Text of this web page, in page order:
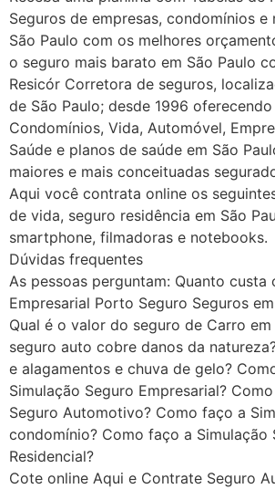
Seguros de empresas, condomínios e
São Paulo com os melhores
o seguro mais barato em São Paulo
Resicór Corretora de seguros,
de São Paulo; desde 1996
Condomínios, Vida, Automóvel,
Saúde e planos de saúde em São
maiores e mais conceituadas
Aqui você contrata online os
de vida, seguro residência em São
smartphone, filmadoras e notebooks.
Dúvidas frequentes
As pessoas perguntam: Quanto custa
Empresarial Porto Seguro Seguros
Qual é o valor do seguro de Carro em
seguro auto cobre danos da
e alagamentos e chuva de gelo?
Simulação Seguro Empresarial?
Seguro Automotivo? Como faço a
condomínio? Como faço a Simulação
Residencial?
Cote online Aqui e Contrate Seguro